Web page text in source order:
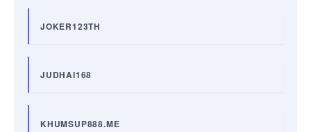
JOKER123TH
JUDHAI168
KHUMSUP888.ME